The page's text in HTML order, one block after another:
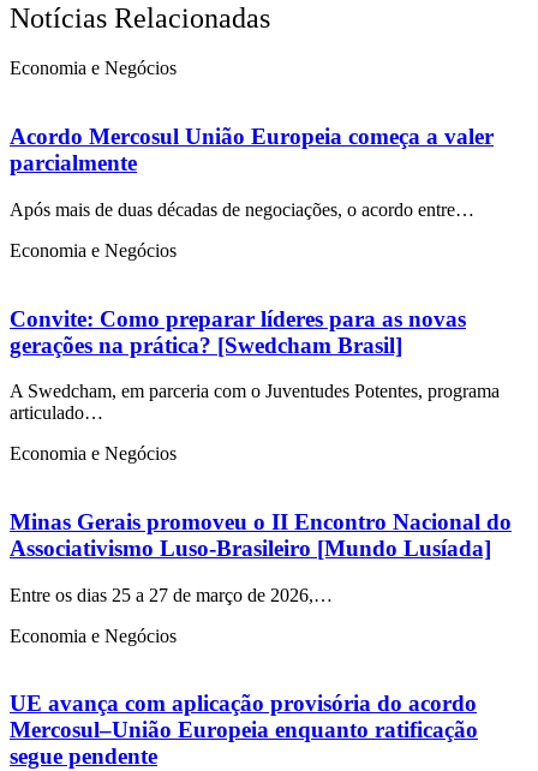
Notícias Relacionadas
Economia e Negócios
Acordo Mercosul União Europeia começa a valer
parcialmente
Após mais de duas décadas de negociações, o acordo entre…
Economia e Negócios
Convite: Como preparar líderes para as novas
gerações na prática? [Swedcham Brasil]
A Swedcham, em parceria com o Juventudes Potentes, programa
articulado…
Economia e Negócios
Minas Gerais promoveu o II Encontro Nacional do
Associativismo Luso-Brasileiro [Mundo Lusíada]
Entre os dias 25 a 27 de março de 2026,…
Economia e Negócios
UE avança com aplicação provisória do acordo
Mercosul–União Europeia enquanto ratificação
segue pendente